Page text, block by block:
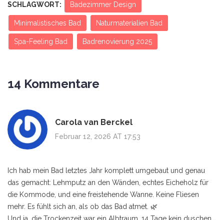
SCHLAGWORT: Badezimmer Design
Minimalistisches Bad Naturmaterialien Bad
Spa-Feeling Bad Badrenovierung 2025
14 Kommentare
Carola van Berckel
Februar 12, 2026 AT 17:53
Ich hab mein Bad letztes Jahr komplett umgebaut und genau
das gemacht: Lehmputz an den Wänden, echtes Eicheholz für
die Kommode, und eine freistehende Wanne. Keine Fliesen
mehr. Es fühlt sich an, als ob das Bad atmet. 🌿